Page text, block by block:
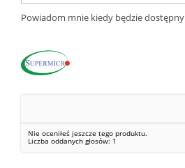
Powiadom mnie kiedy będzie dostępny
Nie oceniłeś jeszcze tego produktu.
Liczba oddanych głosów: 1